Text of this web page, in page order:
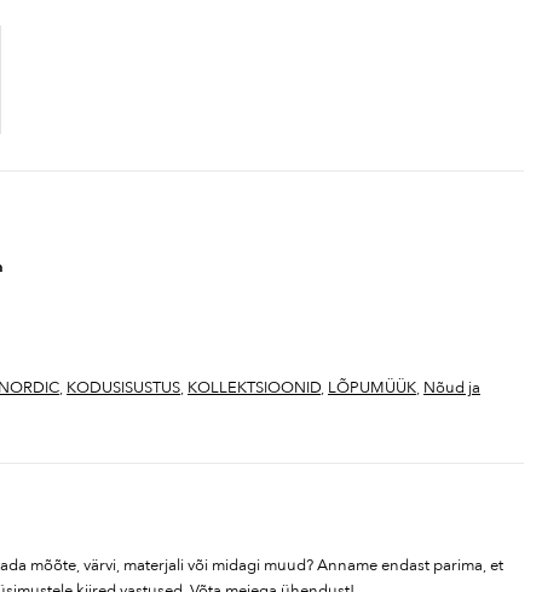
, KODUSISUSTUS, KOLLEKTSIOONID, LÕPUMÜÜK, Nõud ja
mõõte, värvi, materjali või midagi muud? Anname endast parima, et